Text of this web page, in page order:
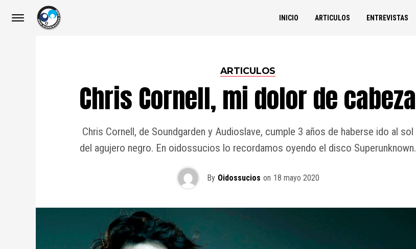
INICIO ARTICULOS ENTREVISTAS
ARTICULOS
Chris Cornell, mi dolor de cabeza
Chris Cornell, de Soundgarden y Audioslave, cumple 3 años de haberse ido al sol
del agujero negro. En oidossucios lo recordamos oyendo el disco Superunknown.
By Oidossucios on 18 mayo 2020